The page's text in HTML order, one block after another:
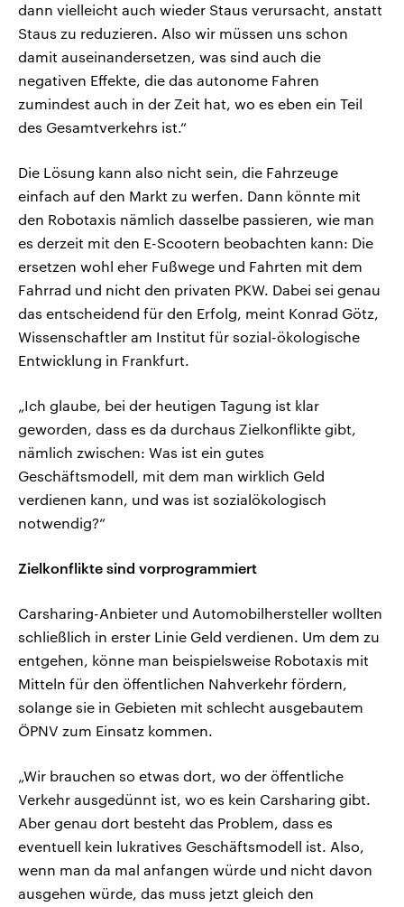
dann vielleicht auch wieder Staus verursacht, anstatt
Staus zu reduzieren. Also wir müssen uns schon
damit auseinandersetzen, was sind auch die
negativen Effekte, die das autonome Fahren
zumindest auch in der Zeit hat, wo es eben ein Teil
des Gesamtverkehrs ist.“
Die Lösung kann also nicht sein, die Fahrzeuge
einfach auf den Markt zu werfen. Dann könnte mit
den Robotaxis nämlich dasselbe passieren, wie man
es derzeit mit den E-Scootern beobachten kann: Die
ersetzen wohl eher Fußwege und Fahrten mit dem
Fahrrad und nicht den privaten PKW. Dabei sei genau
das entscheidend für den Erfolg, meint Konrad Götz,
Wissenschaftler am Institut für sozial-ökologische
Entwicklung in Frankfurt.
„Ich glaube, bei der heutigen Tagung ist klar
geworden, dass es da durchaus Zielkonflikte gibt,
nämlich zwischen: Was ist ein gutes
Geschäftsmodell, mit dem man wirklich Geld
verdienen kann, und was ist sozialökologisch
notwendig?“
Zielkonflikte sind vorprogrammiert
Carsharing-Anbieter und Automobilhersteller wollten
schließlich in erster Linie Geld verdienen. Um dem zu
entgehen, könne man beispielsweise Robotaxis mit
Mitteln für den öffentlichen Nahverkehr fördern,
solange sie in Gebieten mit schlecht ausgebautem
ÖPNV zum Einsatz kommen.
„Wir brauchen so etwas dort, wo der öffentliche
Verkehr ausgedünnt ist, wo es kein Carsharing gibt.
Aber genau dort besteht das Problem, dass es
eventuell kein lukratives Geschäftsmodell ist. Also,
wenn man da mal anfangen würde und nicht davon
ausgehen würde, das muss jetzt gleich den